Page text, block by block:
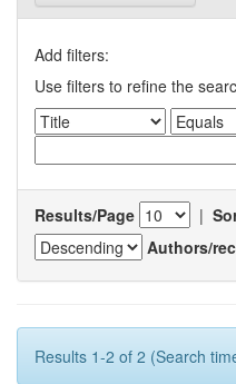
Add filters:
Use filters to refine the
Results/Page |
Authors/
Results 1-2 of 2 (Search